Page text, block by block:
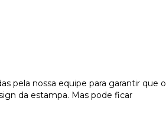
pela nossa equipe para garantir que o
da estampa. Mas pode ficar